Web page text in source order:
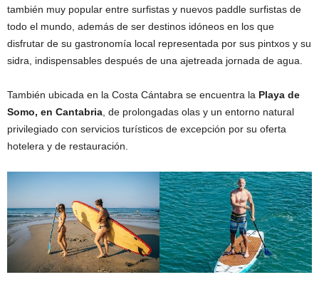
también muy popular entre surfistas y nuevos paddle surfistas de
todo el mundo, además de ser destinos idóneos en los que
disfrutar de su gastronomía local representada por sus pintxos y su
sidra, indispensables después de una ajetreada jornada de agua.
También ubicada en la Costa Cántabra se encuentra la Playa de
Somo, en Cantabria , de prolongadas olas y un entorno natural
privilegiado con servicios turísticos de excepción por su oferta
hotelera y de restauración.